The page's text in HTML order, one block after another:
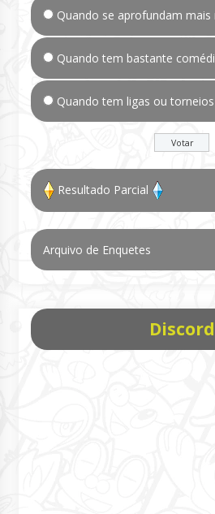
Quando se aprofundam mais
Quando tem bastante
Quando tem ligas ou torneios
Resultado Parcial
Arquivo de Enquetes
Discord